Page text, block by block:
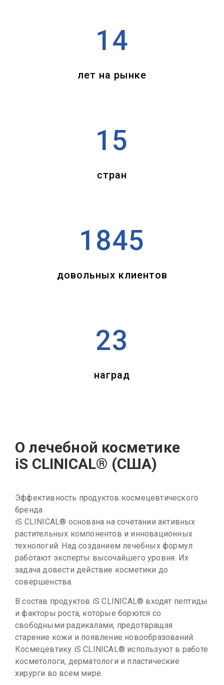
14
лет на рынке
15
стран
1845
довольных клиентов
23
наград
О лечебной косметике
iS CLINICAL® (США)
Эффективность продуктов космецевтического
бренда
iS CLINICAL® основана на сочетании активных
растительных компонентов и инновационных
технологий. Над созданием лечебных формул
работают эксперты высочайшего уровня. Их
задача довести действие косметики до
совершенства.
В состав продуктов iS CLINICAL® входят пептиды
и факторы роста, которые борются со
свободными радикалами, предотвращая
старение кожи и появление новообразований.
Космецевтику iS CLINICAL® используют в работе
косметологи, дерматологи и пластические
хирурги во всем мире.